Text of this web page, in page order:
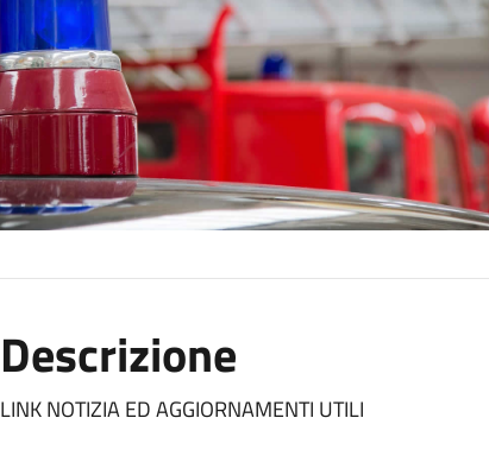
Descrizione
LINK NOTIZIA ED AGGIORNAMENTI UTILI